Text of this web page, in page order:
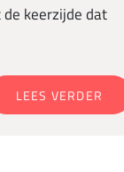
keerzijde dat
LEES VERDER